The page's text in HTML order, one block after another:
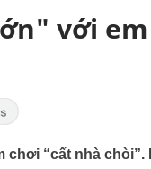
với em
“cất nhà chòi”.